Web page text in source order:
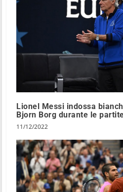
Lionel Messi indossa
Bjorn Borg durante le
11/12/2022